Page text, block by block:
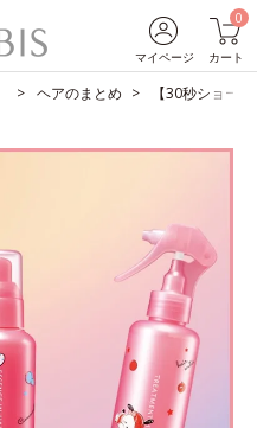
マイページ
0
カート
ヘアのまとめ 【30秒ショー